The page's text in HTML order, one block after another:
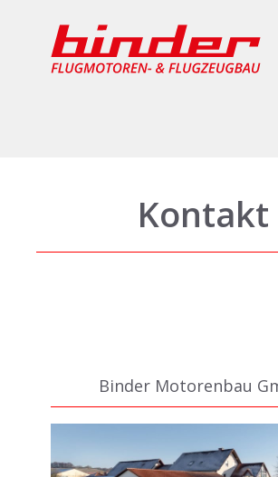
springen
Kontakt
Binder Motorenbau